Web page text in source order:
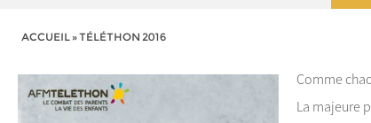
ACCUEIL»TÉLÉTHON 2016
Comme
La majeure